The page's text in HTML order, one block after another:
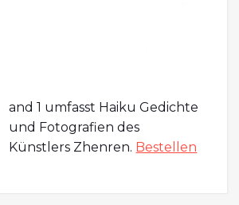
and 1 umfasst Haiku Gedichte
und Fotografien des
Künstlers Zhenren. Bestellen